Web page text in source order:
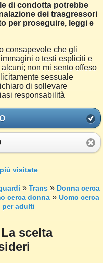
di condotta potrebbe
dei trasgressori
per proseguire, leggi e
consapevole che gli
o testi espliciti e
non mi sento offeso
sessuale
di sollevare
responsabilità
visitate
» Trans » Donna cerca
cerca donna » Uomo cerca
per adulti
scelta